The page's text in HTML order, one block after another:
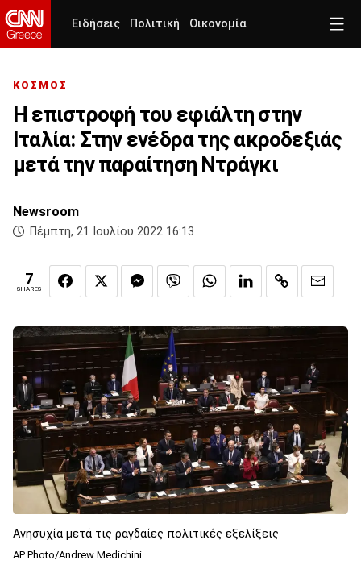
Ειδήσεις Πολιτική Οικονομία
ΚΟΣΜΟΣ
Η επιστροφή του εφιάλτη στην
Ιταλία: Στην ενέδρα της ακροδεξιάς
μετά την παραίτηση Ντράγκι
Newsroom
Πέμπτη, 21 Ιουλίου 2022 16:13
7
SHARES
Ανησυχία μετά τις ραγδαίες πολιτικές εξελίξεις
AP Photo/Andrew Medichini